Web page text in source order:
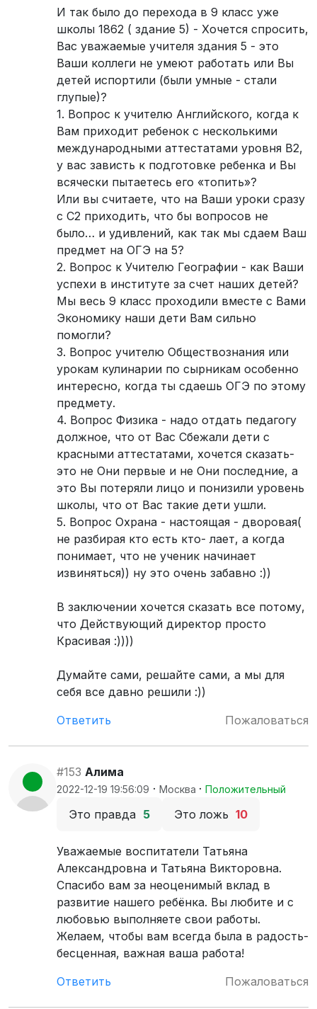
И так было до перехода в 9 класс уже
школы 1862 ( здание 5) - Хочется спросить,
Вас уважаемые учителя здания 5 - это
Ваши коллеги не умеют работать или Вы
детей испортили (были умные - стали
глупые)?
1. Вопрос к учителю Английского, когда к
Вам приходит ребенок с несколькими
международными аттестатами уровня В2,
у вас зависть к подготовке ребенка и Вы
всячески пытаетесь его «топить»?
Или вы считаете, что на Ваши уроки сразу
с С2 приходить, что бы вопросов не
было… и удивлений, как так мы сдаем Ваш
предмет на ОГЭ на 5?
2. Вопрос к Учителю Географии - как Ваши
успехи в институте за счет наших детей?
Мы весь 9 класс проходили вместе с Вами
Экономику наши дети Вам сильно
помогли?
3. Вопрос учителю Обществознания или
урокам кулинарии по сырникам особенно
интересно, когда ты сдаешь ОГЭ по этому
предмету.
4. Вопрос Физика - надо отдать педагогу
должное, что от Вас Сбежали дети с
красными аттестатами, хочется сказать-
это не Они первые и не Они последние, а
это Вы потеряли лицо и понизили уровень
школы, что от Вас такие дети ушли.
5. Вопрос Охрана - настоящая - дворовая(
не разбирая кто есть кто- лает, а когда
понимает, что не ученик начинает
извиняться)) ну это очень забавно :))
В заключении хочется сказать все потому,
что Действующий директор просто
Красивая :))))
Думайте сами, решайте сами, а мы для
себя все давно решили :))
Ответить
Пожаловаться
#153 Алима
2022-12-19 19:56:09 · Москва · Положительный
Это правда 5 Это ложь 10
Уважаемые воспитатели Татьяна
Александровна и Татьяна Викторовна.
Спасибо вам за неоценимый вклад в
развитие нашего ребёнка. Вы любите и с
любовью выполняете свои работы.
Желаем, чтобы вам всегда была в радость-
бесценная, важная ваша работа!
Ответить
Пожаловаться